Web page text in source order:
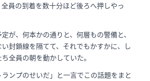
員の到着を数十分ほど後ろへ押しやっ
が、何本かの通りと、何層もの警備と、
封鎖線を隔てて、それでもかすかに、し
全員の朝を動かしていた。
ンプのせいだ」と一言でこの話題をまと